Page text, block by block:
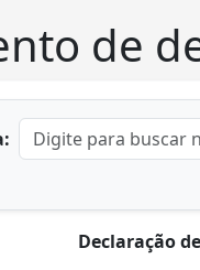
de
Declaração